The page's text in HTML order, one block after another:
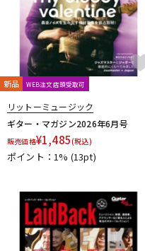
新品 WEB注文店頭受取可
リットーミュージック
ギター・マガジン2026年6月号
販売価格¥1,485(税込)
ポイント：1% (13pt)